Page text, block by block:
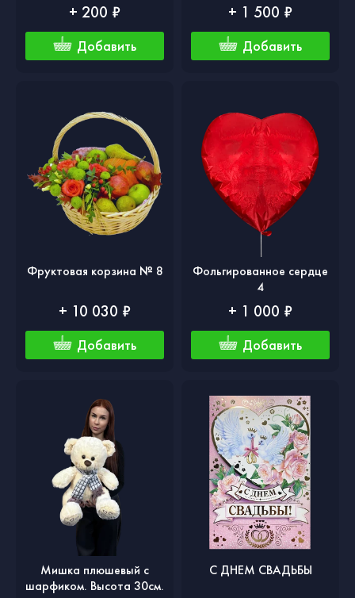
+ 200 ₽
Добавить
+ 1 500 ₽
Добавить
Фруктовая корзина № 8
+ 10 030 ₽
Добавить
Фольгированное сердце
4
+ 1 000 ₽
Добавить
Мишка плюшевый с
шарфиком. Высота 30см.
С ДНЕМ СВАДЬБЫ